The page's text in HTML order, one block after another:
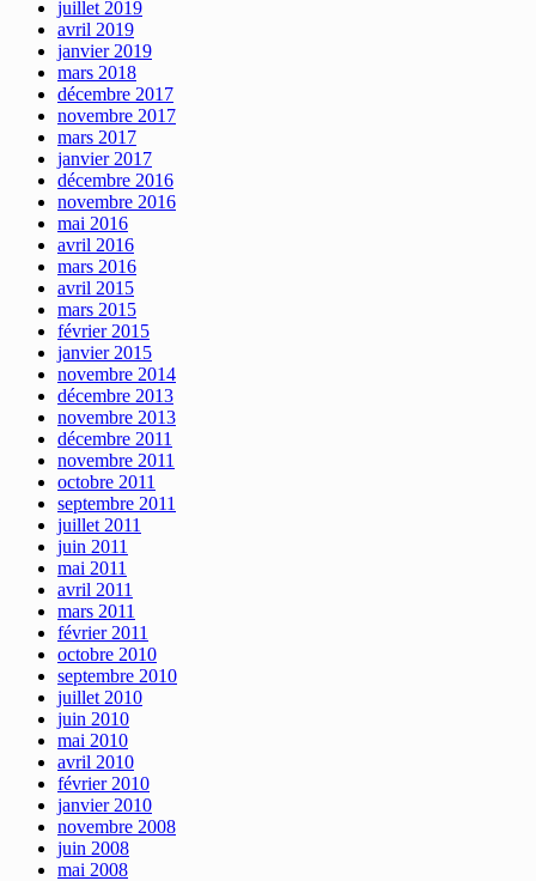
juillet 2019
avril 2019
janvier 2019
mars 2018
décembre 2017
novembre 2017
mars 2017
janvier 2017
décembre 2016
novembre 2016
mai 2016
avril 2016
mars 2016
avril 2015
mars 2015
février 2015
janvier 2015
novembre 2014
décembre 2013
novembre 2013
décembre 2011
novembre 2011
octobre 2011
septembre 2011
juillet 2011
juin 2011
mai 2011
avril 2011
mars 2011
février 2011
octobre 2010
septembre 2010
juillet 2010
juin 2010
mai 2010
avril 2010
février 2010
janvier 2010
novembre 2008
juin 2008
mai 2008